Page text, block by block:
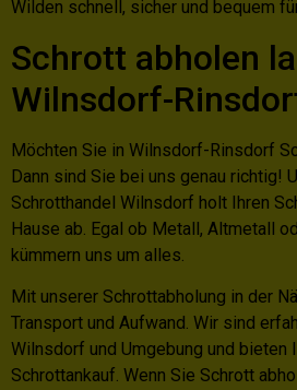
Wilden schnell, sicher und bequem
Schrott abholen
Wilnsdorf-
Möchten Sie in Wilnsdorf-Rinsdorf
Dann sind Sie bei uns genau richtig!
Schrotthandel Wilnsdorf holt Ihren
Hause ab. Egal ob Metall, Altmetall
kümmern uns um alles.
Mit unserer Schrottabholung in der
Transport und Aufwand. Wir sind
Wilnsdorf und Umgebung und bieten
Schrottankauf. Wenn Sie Schrott